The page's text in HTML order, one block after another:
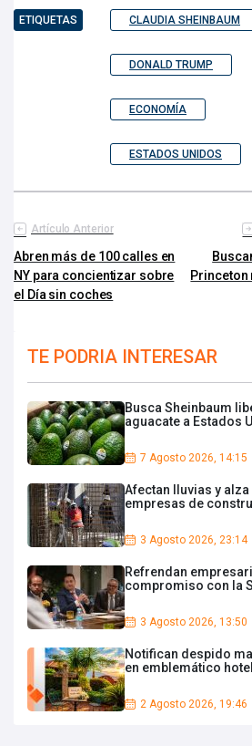
ETIQUETAS CLAUDIA SHEINBAUM
DONALD TRUMP
ECONOMÍA
ESTADOS UNIDOS
Artículo Anterior
Abren más de 100 calles en
NY para concientizar sobre
el Día sin coches
TE PODRIA INTERESAR
Busca Sheinbaum
aguacate a Estados
7 Agosto 2026, 14:15
Afectan lluvias y
empresas de
3 Agosto 2026, 23:14
Refrendan
compromiso con la
3 Agosto 2026, 13:50
Notifican despido
en emblemático
2 Agosto 2026, 19:46